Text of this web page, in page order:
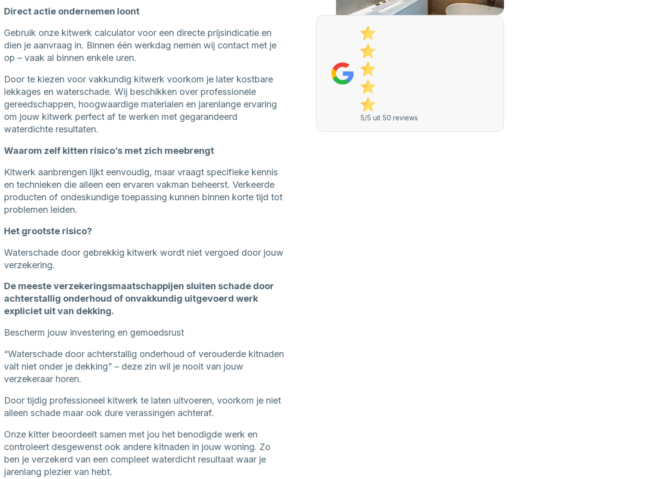
Direct actie ondernemen loont
Gebruik onze kitwerk calculator voor een directe prijsindicatie en
dien je aanvraag in. Binnen één werkdag nemen wij contact met je
op – vaak al binnen enkele uren.
Door te kiezen voor vakkundig kitwerk voorkom je later kostbare
lekkages en waterschade. Wij beschikken over professionele
gereedschappen, hoogwaardige materialen en jarenlange ervaring
om jouw kitwerk perfect af te werken met gegarandeerd
waterdichte resultaten.
Waarom zelf kitten risico’s met zich meebrengt
Kitwerk aanbrengen lijkt eenvoudig, maar vraagt specifieke kennis
en technieken die alleen een ervaren vakman beheerst. Verkeerde
producten of ondeskundige toepassing kunnen binnen korte tijd tot
problemen leiden.
Het grootste risico?
Waterschade door gebrekkig kitwerk wordt niet vergoed door jouw
verzekering.
De meeste verzekeringsmaatschappijen sluiten schade door
achterstallig onderhoud of onvakkundig uitgevoerd werk
expliciet uit van dekking.
Bescherm jouw investering en gemoedsrust
“Waterschade door achterstallig onderhoud of verouderde kitnaden
valt niet onder je dekking” – deze zin wil je nooit van jouw
verzekeraar horen.
Door tijdig professioneel kitwerk te laten uitvoeren, voorkom je niet
alleen schade maar ook dure verassingen achteraf.
Onze kitter beoordeelt samen met jou het benodigde werk en
controleert desgewenst ook andere kitnaden in jouw woning. Zo
ben je verzekerd van een compleet waterdicht resultaat waar je
jarenlang plezier van hebt.
5/5 uit 50 reviews